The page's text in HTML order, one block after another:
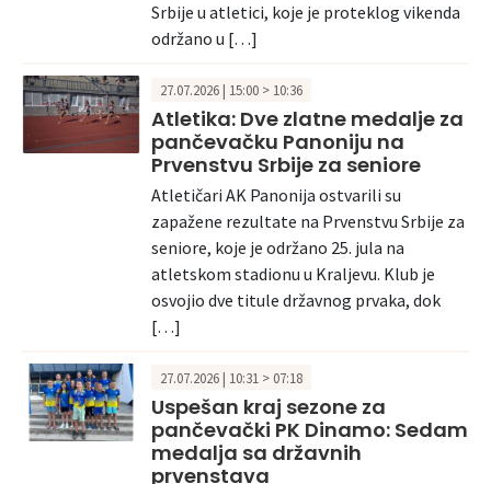
Srbije u atletici, koje je proteklog vikenda
održano u […]
27.07.2026 | 15:00 > 10:36
Atletika: Dve zlatne medalje za
pančevačku Panoniju na
Prvenstvu Srbije za seniore
Atletičari AK Panonija ostvarili su
zapažene rezultate na Prvenstvu Srbije za
seniore, koje je održano 25. jula na
atletskom stadionu u Kraljevu. Klub je
osvojio dve titule državnog prvaka, dok
[…]
27.07.2026 | 10:31 > 07:18
Uspešan kraj sezone za
pančevački PK Dinamo: Sedam
medalja sa državnih
prvenstava